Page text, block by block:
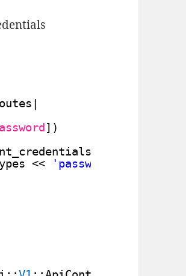
])
<<
'password'